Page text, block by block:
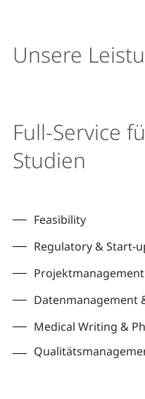
Unsere
Full-Service
Studien
Feasibility
Regulatory & Start-
Datenmanagement
Medical Writing &